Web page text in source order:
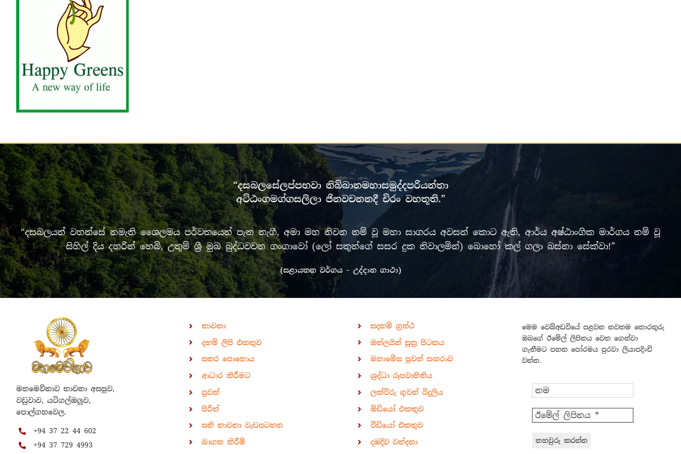
“දසබලසේලප්පභවා නිබ්බානමහාසමුද්දපරියන්තා
අට්ඨංගමග්ගසලිලා ජිනවචනනදී චිරං වහතූති.”
“දසබලයන් වහන්සේ නමැති ශෛලමය පර්වතයෙන් පැන නැගී, අමා මහ නිවන නම් වූ මහා සාගරය අවසන් කොට ඇති, ආර්ය අෂ්ඨාංගික මාර්ගය නම් වූ
සිහිල් දිය දහරින් හෙබි, උතුම් ශ්‍රී මුඛ බුද්ධවචන ගංගාවෝ (ලෝ සතුන්ගේ සසර දුක නිවාලමින්) බොහෝ කල් ගලා බස්නා සේක්වා!”
(සළායතන වර්ගය – උද්දාන ගාථා)
මහමෙව්නාව භාවනා අසපුව,
වඩුවාව, යටිගල්ඔලුව,
පොල්ගහවෙල.
+94 37 22 44 602
+94 37 729 4993
භාවනා
දහම් ලිපි එකතුව
සතර පොහොය
ආධාර කිරීමට
පුවත්
පිරිත්
සති භාවනා වැඩසටහන
බාගත කිරීම්
සදහම් ග්‍රන්ථ
ඔන්ලයින් සූත්‍ර පිටකය
මහාමේඝ පුවත් සඟරාව
ශ්‍රද්ධා රූපවාහිනිය
ලක්විරු ගුවන් විදුලිය
ඕඩියෝ එකතුව
වීඩියෝ එකතුව
දඹදිව වන්දනා
මෙම වෙබ්අඩවියේ පළවන නවතම තොරතුරු
ඔබගේ ඊමේල් ලිපිනය වෙත ගෙන්වා
ගැනීමට පහත පෝරමය පුරවා ලියාපදිංචි
වන්න.